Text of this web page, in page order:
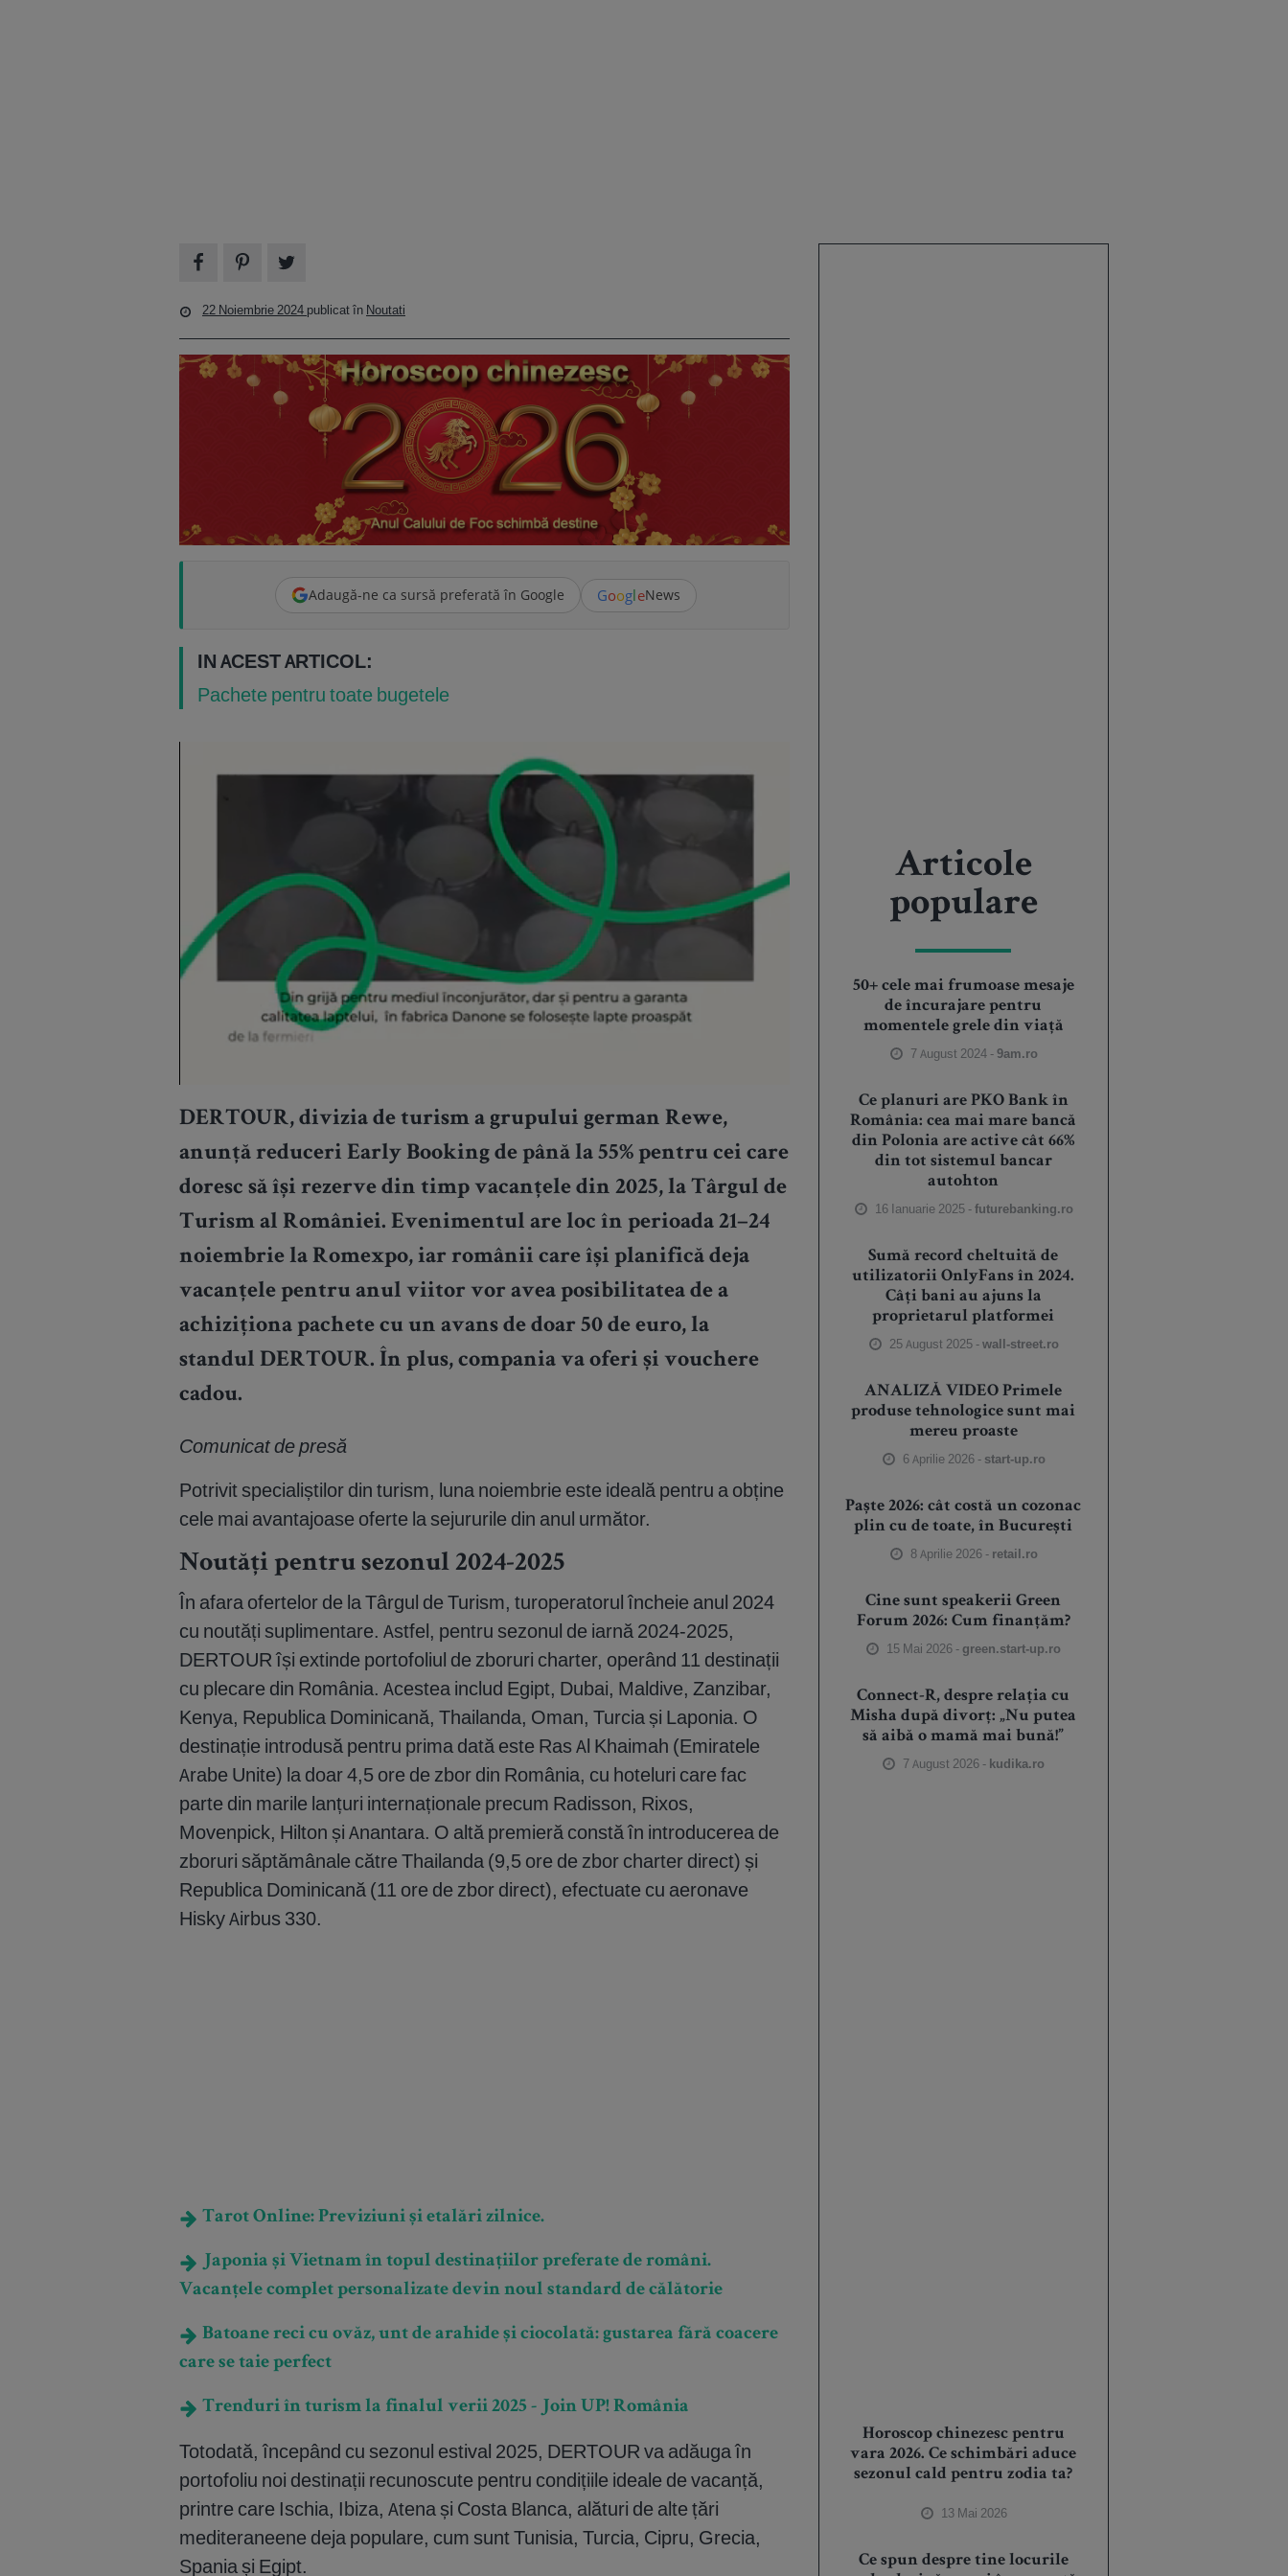
22 Noiembrie 2024 publicat în Noutati
Adaugă-ne ca sursă preferată în Google GoogleNews
IN ACEST ARTICOL:
Pachete pentru toate bugetele
DERTOUR, divizia de turism a grupului german Rewe,
anunță reduceri Early Booking de până la 55% pentru cei care
doresc să își rezerve din timp vacanțele din 2025, la Târgul de
Turism al României. Evenimentul are loc în perioada 21–24
noiembrie la Romexpo, iar românii care își planifică deja
vacanțele pentru anul viitor vor avea posibilitatea de a
achiziționa pachete cu un avans de doar 50 de euro, la
standul DERTOUR. În plus, compania va oferi și vouchere
cadou.
Comunicat de presă
Potrivit specialiștilor din turism, luna noiembrie este ideală pentru a obține
cele mai avantajoase oferte la sejururile din anul următor.
Noutăți pentru sezonul 2024-2025
În afara ofertelor de la Târgul de Turism, turoperatorul încheie anul 2024
cu noutăți suplimentare. Astfel, pentru sezonul de iarnă 2024-2025,
DERTOUR își extinde portofoliul de zboruri charter, operând 11 destinații
cu plecare din România. Acestea includ Egipt, Dubai, Maldive, Zanzibar,
Kenya, Republica Dominicană, Thailanda, Oman, Turcia și Laponia. O
destinație introdusă pentru prima dată este Ras Al Khaimah (Emiratele
Arabe Unite) la doar 4,5 ore de zbor din România, cu hoteluri care fac
parte din marile lanțuri internaționale precum Radisson, Rixos,
Movenpick, Hilton și Anantara. O altă premieră constă în introducerea de
zboruri săptămânale către Thailanda (9,5 ore de zbor charter direct) și
Republica Dominicană (11 ore de zbor direct), efectuate cu aeronave
Hisky Airbus 330.
Tarot Online: Previziuni și etalări zilnice.
Japonia și Vietnam în topul destinațiilor preferate de români.
Vacanțele complet personalizate devin noul standard de călătorie
Batoane reci cu ovăz, unt de arahide și ciocolată: gustarea fără coacere
care se taie perfect
Trenduri în turism la finalul verii 2025 - Join UP! România
Totodată, începând cu sezonul estival 2025, DERTOUR va adăuga în
portofoliu noi destinații recunoscute pentru condițiile ideale de vacanță,
printre care Ischia, Ibiza, Atena și Costa Blanca, alături de alte țări
mediteraneene deja populare, cum sunt Tunisia, Turcia, Cipru, Grecia,
Spania și Egipt.
Articole
populare
50+ cele mai frumoase mesaje
de încurajare pentru
momentele grele din viață
7 August 2024 -9am.ro
Ce planuri are PKO Bank în
România: cea mai mare bancă
din Polonia are active cât 66%
din tot sistemul bancar
autohton
16 Ianuarie 2025 -futurebanking.ro
Sumă record cheltuită de
utilizatorii OnlyFans în 2024.
Câți bani au ajuns la
proprietarul platformei
25 August 2025 -wall-street.ro
ANALIZĂ VIDEO Primele
produse tehnologice sunt mai
mereu proaste
6 Aprilie 2026 - start-up.ro
Paște 2026: cât costă un cozonac
plin cu de toate, în București
8 Aprilie 2026 - retail.ro
Cine sunt speakerii Green
Forum 2026: Cum finanțăm?
15 Mai 2026 - green.start-up.ro
Connect-R, despre relația cu
Misha după divorț: „Nu putea
să aibă o mamă mai bună!”
7 August 2026 - kudika.ro
Horoscop chinezesc pentru
vara 2026. Ce schimbări aduce
sezonul cald pentru zodia ta?
13 Mai 2026
Ce spun despre tine locurile